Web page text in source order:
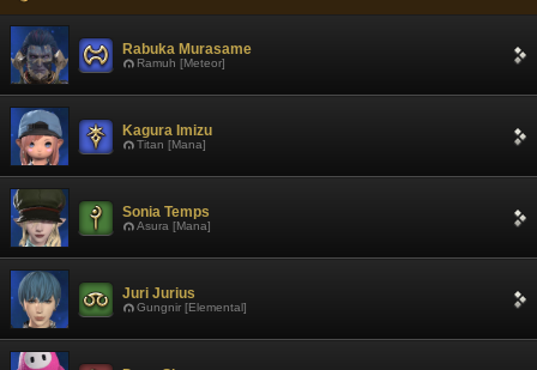
Rabuka Murasame
Ramuh [Meteor]
Kagura Imizu
Titan [Mana]
Sonia Temps
Asura [Mana]
Juri Jurius
Gungnir [Elemental]